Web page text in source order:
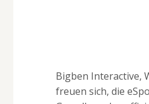
Bigben Interactive,
freuen sich, die